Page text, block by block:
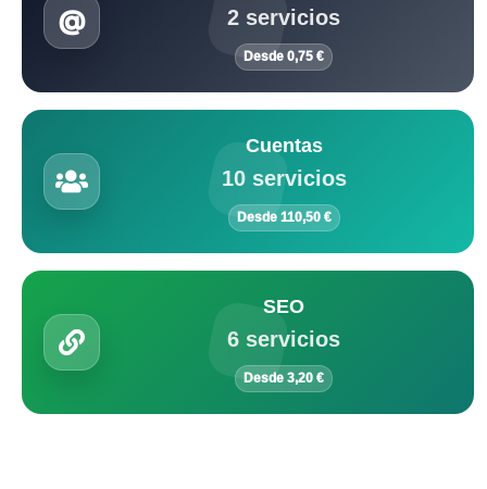
2 servicios
Desde 0,75 €
Cuentas
10 servicios
Desde 110,50 €
SEO
6 servicios
Desde 3,20 €